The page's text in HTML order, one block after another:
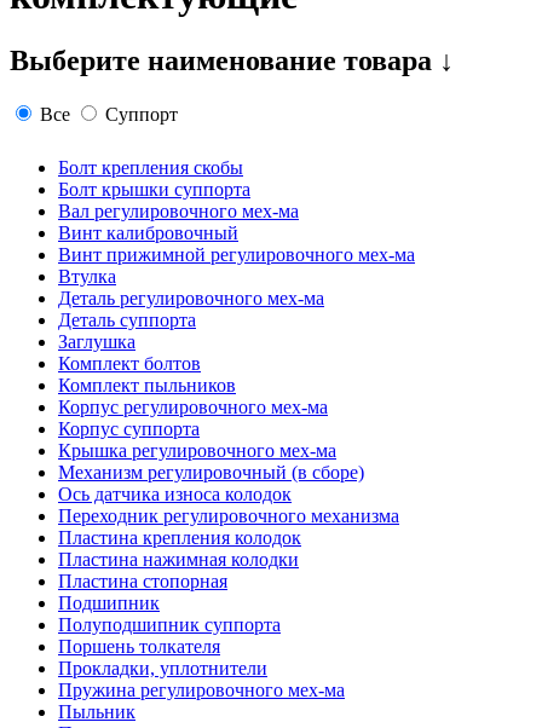
Выберите наименование товара ↓
Все Суппорт
Болт крепления скобы
Болт крышки суппорта
Вал регулировочного мех-ма
Винт калибровочный
Винт прижимной регулировочного мех-ма
Втулка
Деталь регулировочного мех-ма
Деталь суппорта
Заглушка
Комплект болтов
Комплект пыльников
Корпус регулировочного мех-ма
Корпус суппорта
Крышка регулировочного мех-ма
Механизм регулировочный (в сборе)
Ось датчика износа колодок
Переходник регулировочного механизма
Пластина крепления колодок
Пластина нажимная колодки
Пластина стопорная
Подшипник
Полуподшипник суппорта
Поршень толкателя
Прокладки, уплотнители
Пружина регулировочного мех-ма
Пыльник